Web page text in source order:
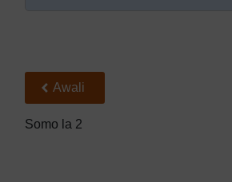
Back to previous page
Awali
Somo la 2